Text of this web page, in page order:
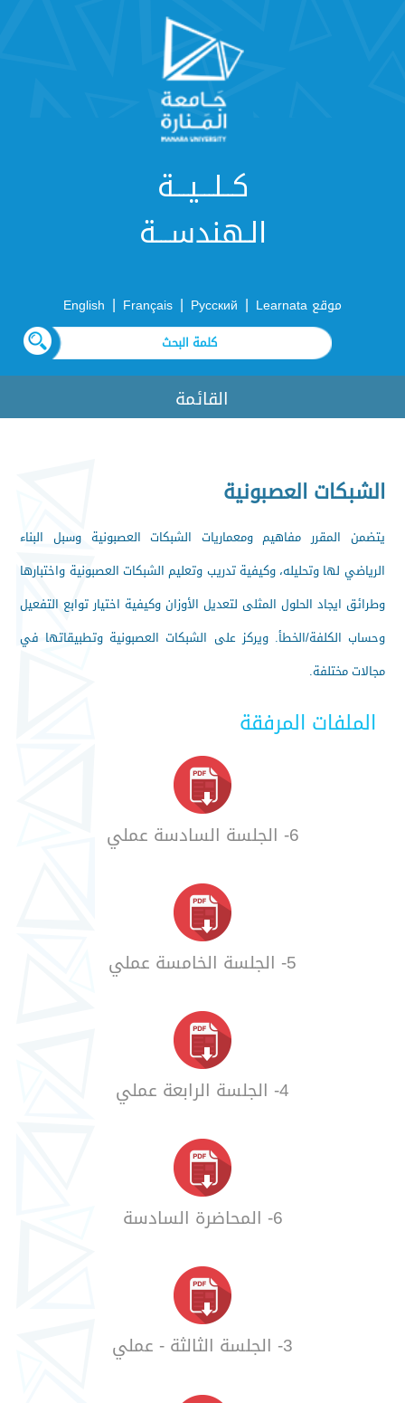
كــلـــيـــة
الـهندســـة
موقع Learnata |
Русский
|
Français
|
English
القائمة
الشبكات العصبونية
يتضمن المقرر مفاهيم ومعماريات الشبكات العصبونية وسبل البناء
الرياضي لها وتحليله، وكيفية تدريب وتعليم الشبكات العصبونية واختبارها
وطرائق ايجاد الحلول المثلى لتعديل الأوزان وكيفية اختيار توابع التفعيل
وحساب الكلفة/الخطأ. ويركز على الشبكات العصبونية وتطبيقاتها في
مجالات مختلفة.
الملفات المرفقة
6- الجلسة السادسة عملي
5- الجلسة الخامسة عملي
4- الجلسة الرابعة عملي
6- المحاضرة السادسة
3- الجلسة الثالثة - عملي